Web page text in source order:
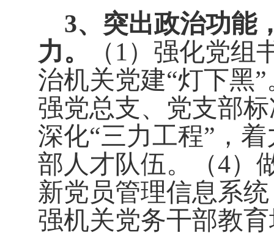
3、突出政治功能
力。
（1）强化党
治机关党建“灯下黑
强党总支、党支部
深化“三力工程”，
部人才队伍。（4）
新党员管理信息系
强机关党务干部教